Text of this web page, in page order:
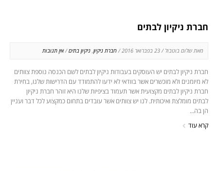
חברת ניקיון לבתים
מאת שלום בוטבול / 23 בפברואר 2016 / חברת ניקיון, ניקיון בתים/אין תגובות
חברת ניקיון לבתים יש העוסקים בעבודות ניקיון לבתים לשם הכנסה נוספת צוותים
לא מיומנים ולא מוכשרים אשר בוודאי לא ידעו להתמודד עם הדרישות שלנו, בחירת
חברת ניקיון לבתים מקצועית אשר תעמוד בציפיות שלנו היא זוהר חברת ניקיון
לבתים מומלצת ואיכותית. לנו יש צוותים אשר עובדים בתחום כמקצוע לכל דבר ועניין
הן בה...
קרא עוד